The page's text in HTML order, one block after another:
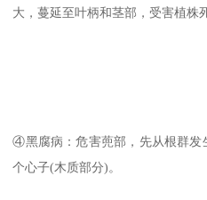
大，蔓延至叶柄和茎部，受害植株
④黑腐病：危害蔸部，先从根群发
个心子(木质部分)。